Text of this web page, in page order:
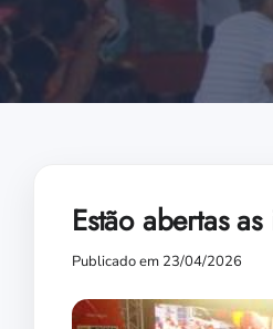
Estão abertas
Publicado em 23/04/2026